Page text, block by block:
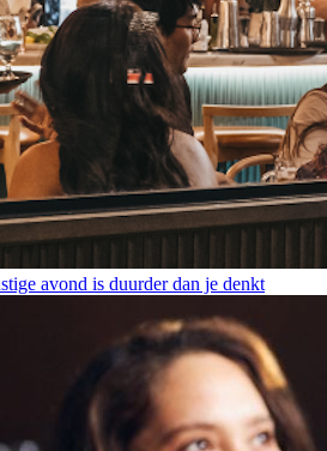
avond is duurder dan je denkt